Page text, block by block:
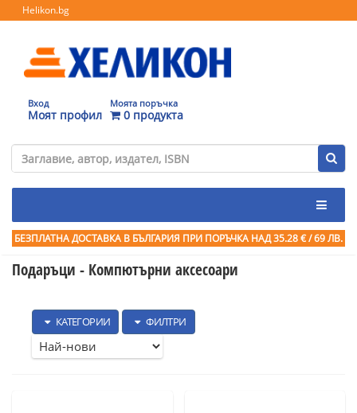
Helikon.bg
Вход
Моят профил
Моята поръчка
0 продукта
БЕЗПЛАТНА ДОСТАВКА В БЪЛГАРИЯ ПРИ ПОРЪЧКА НАД 35.28 € / 69 ЛВ.
Подаръци - Компютърни аксесоари
КАТЕГОРИИ ФИЛТРИ